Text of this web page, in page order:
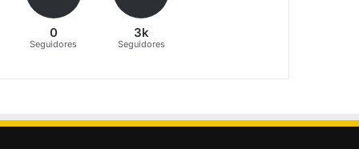
0
Seguidores
3k
Seguidores